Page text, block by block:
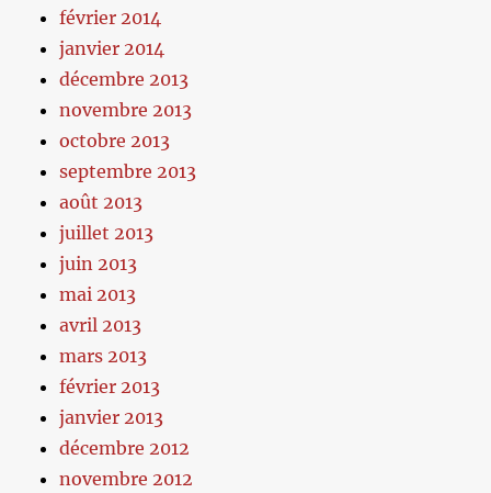
février 2014
janvier 2014
décembre 2013
novembre 2013
octobre 2013
septembre 2013
août 2013
juillet 2013
juin 2013
mai 2013
avril 2013
mars 2013
février 2013
janvier 2013
décembre 2012
novembre 2012